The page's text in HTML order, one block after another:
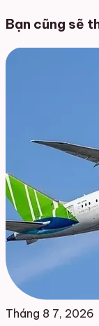
Bạn cũng sẽ
Tháng 8 7, 2026